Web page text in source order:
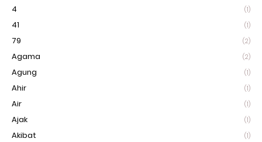
4 (1)
41 (1)
79 (2)
Agama (2)
Agung (1)
Ahir (1)
Air (1)
Ajak (1)
Akibat (1)